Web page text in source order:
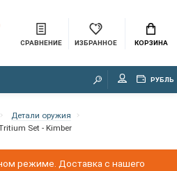
СРАВНЕНИЕ ИЗБРАННОЕ КОРЗИНА
РУБЛЬ
Детали оружия
Set - Kimber
режиме. Доставка с нашего